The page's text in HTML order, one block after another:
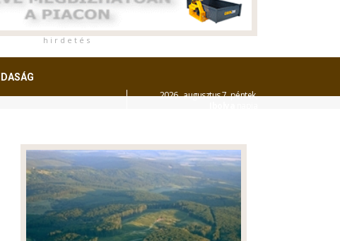
h i r d e t é s
2026. augusztus 7. péntek,